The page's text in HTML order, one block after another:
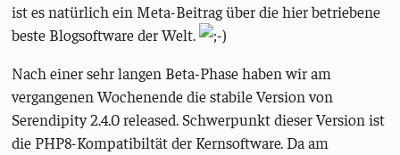
ist es natürlich ein Meta-Beitrag über die hier betriebene
beste Blogsoftware der Welt.
Nach einer sehr langen Beta-Phase haben wir am
vergangenen Wochenende die stabile Version von
Serendipity 2.4.0 released. Schwerpunkt dieser Version ist
die PHP8-Kompatibiltät der Kernsoftware. Da am